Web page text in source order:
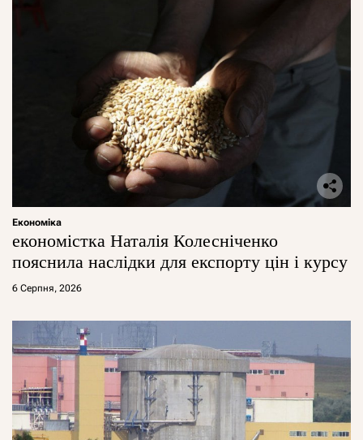
Економіка
економістка Наталія Колесніченко
пояснила наслідки для експорту цін і курсу
6 Серпня, 2026